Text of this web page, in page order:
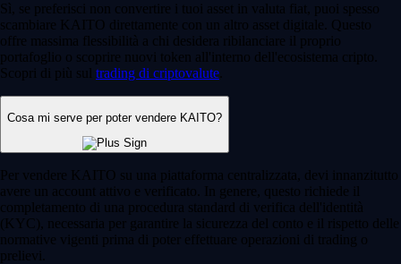
Sì, se preferisci non convertire i tuoi asset in valuta fiat, puoi spesso
scambiare KAITO direttamente con un altro asset digitale. Questo
offre massima flessibilità a chi desidera ribilanciare il proprio
portafoglio o scoprire nuovi token all'interno dell'ecosistema cripto.
Scopri di più sul trading di criptovalute
Cosa mi serve per poter vendere KAITO?
Per vendere KAITO su una piattaforma centralizzata, devi innanzitutto
avere un account attivo e verificato. In genere, questo richiede il
completamento di una procedura standard di verifica dell'identità
(KYC), necessaria per garantire la sicurezza del conto e il rispetto delle
normative vigenti prima di poter effettuare operazioni di trading o
prelievi.